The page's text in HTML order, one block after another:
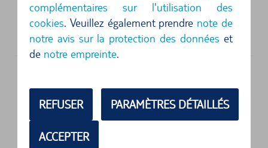
complémentaires sur l'utilisation des
cookies. Veuillez également prendre note de
notre avis sur la protection des données et
de notre empreinte.
REFUSER PARAMÈTRES DÉTAILLÉS
ACCEPTER
5 sur 5 étoiles
Top zufrieden ...
Puerto de la Cruz
Une voiture de location vous offre la liberté et la
flexibilité d'explorer la magnifique ville de Puerto